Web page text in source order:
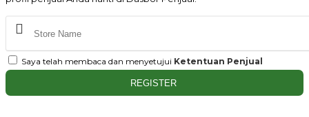
Saya telah membaca dan menyetujui Ketentuan Penjual
REGISTER